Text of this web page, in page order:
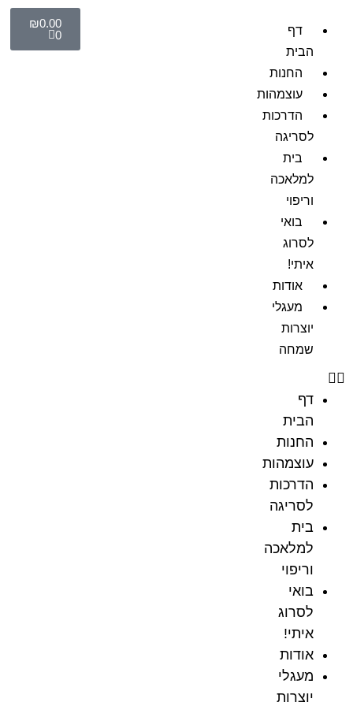
דף
הבית
החנות
עוצמהות
הדרכות
לסריגה
בית
למלאכה
וריפוי
בואי
לסרוג
איתי!
אודות
מעגלי
יוצרות
שמחה
דף
הבית
החנות
עוצמהות
הדרכות
לסריגה
בית
למלאכה
וריפוי
בואי
לסרוג
איתי!
אודות
מעגלי
יוצרות
₪0.00
0